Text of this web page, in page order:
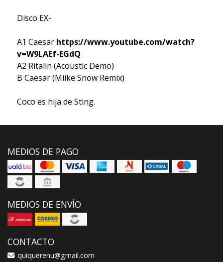
Disco EX-
A1 Caesar https://www.youtube.com/watch?
v=W9LAEf-EGdQ
A2 Ritalin (Acoustic Demo)
B Caesar (Miike Snow Remix)
Coco es hija de Sting.
MEDIOS DE PAGO
MEDIOS DE ENVÍO
CONTACTO
quiquerenu@gmail.com